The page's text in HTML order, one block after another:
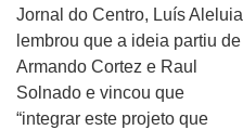
Jornal do Centro, Luís Aleluia
lembrou que a ideia partiu de
Armando Cortez e Raul
Solnado e vincou que
“integrar este projeto que